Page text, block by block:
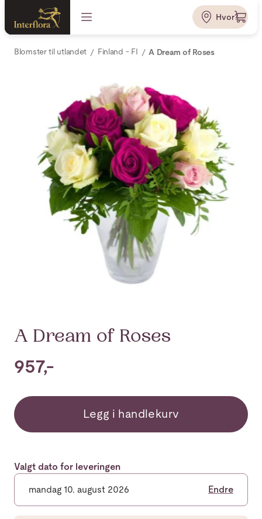
Hvor?
Blomster til utlandet Finland - FI A Dream of Roses
A Dream of Roses
957,-
Legg i handlekurv
Valgt dato for leveringen
mandag 10. august 2026 Endre